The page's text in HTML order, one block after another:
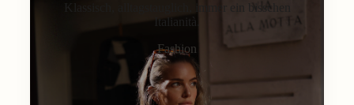
Klassisch, alltagstauglich, immer ein bisschen
Italianità.
Fashion